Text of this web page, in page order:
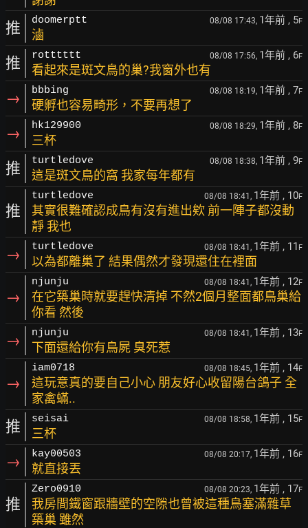
推 doomerptt 08/08 17:43, 1年前 , 5F
滷
推 rotttttt 08/08 17:56, 1年前 , 6F
看起來是斑文鳥的巢?我窗外也有
→ bbbing 08/08 18:19, 1年前 , 7F
硬孵也容易畸形，不要再想了
→ hk129900 08/08 18:29, 1年前 , 8F
三杯
推 turtledove 08/08 18:38, 1年前 , 9F
這是斑文鳥的窩 我家每年都有
推
turtledove 08/08 18:41, 1年前 , 10F
其實很難確認成鳥有沒有進出欸 前一陣子都沒動
靜 我也
→ turtledove 08/08 18:41, 1年前 , 11 F
以為都離巢了 結果偶然才發現還住在裡面
→
njunju 08/08 18:41, 1年前 , 12F
在它築巢時就要趕快清掉 不然2個月整面都鳥巢給
你看 然後
→ njunju 08/08 18:41, 1年前 , 13F
下面還給你有鳥屍 臭死惹
→
iam0718 08/08 18:45, 1年前 , 14F
這玩意真的要自己小心 朋友好心收留陽台鴿子 全
家禽蟎..
推 seisai 08/08 18:58, 1年前 , 15F
三杯
→ kay00503 08/08 20:17, 1年前 , 16F
就直接丟
推
Zero0910 08/08 20:23, 1年前 , 17F
我房間鐵窗跟牆壁的空隙也曾被這種鳥塞滿雜草
築巢 雖然